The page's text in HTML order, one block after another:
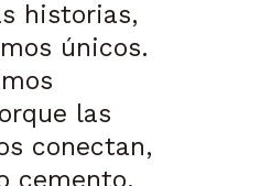
historias,
únicos.
las
conectan,
cemento.